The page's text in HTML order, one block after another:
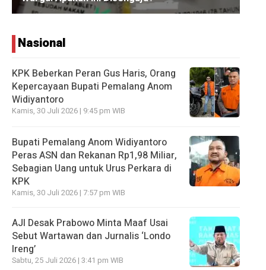
Nasional
KPK Beberkan Peran Gus Haris, Orang
Kepercayaan Bupati Pemalang Anom
Widiyantoro
Kamis, 30 Juli 2026 | 9:45 pm WIB
Bupati Pemalang Anom Widiyantoro
Peras ASN dan Rekanan Rp1,98 Miliar,
Sebagian Uang untuk Urus Perkara di
KPK
Kamis, 30 Juli 2026 | 7:57 pm WIB
AJI Desak Prabowo Minta Maaf Usai
Sebut Wartawan dan Jurnalis ‘Londo
Ireng’
Sabtu, 25 Juli 2026 | 3:41 pm WIB